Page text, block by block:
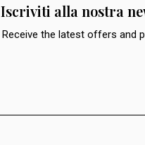
Iscriviti alla nostra
Receive the latest offers and